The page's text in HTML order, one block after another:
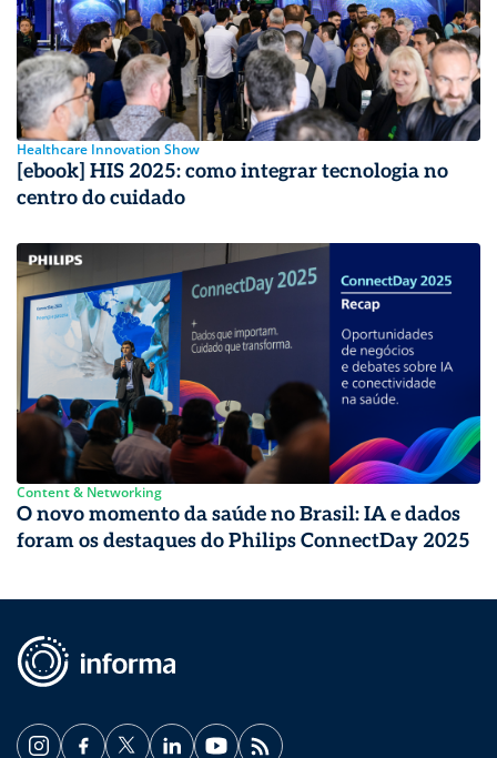
Healthcare Innovation Show
[ebook] HIS 2025: como integrar tecnologia no
centro do cuidado
Content & Networking
O novo momento da saúde no Brasil: IA e dados
foram os destaques do Philips ConnectDay 2025